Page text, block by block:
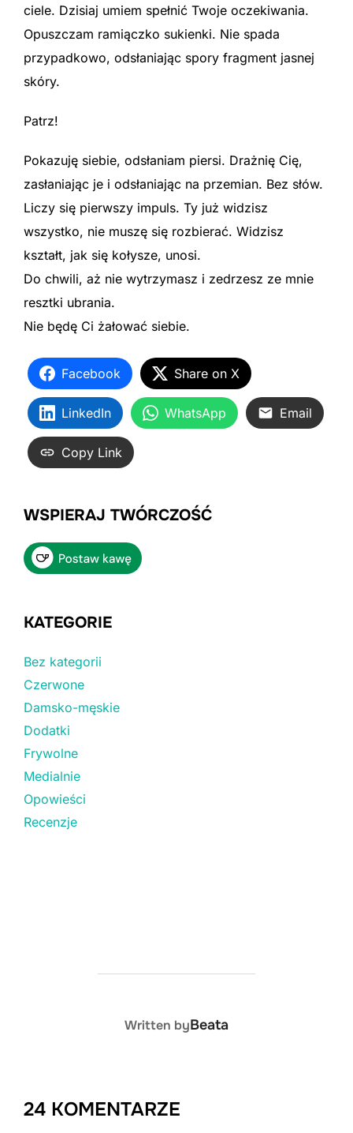
ciele. Dzisiaj umiem spełnić Twoje oczekiwania.
Opuszczam ramiączko sukienki. Nie spada
przypadkowo, odsłaniając spory fragment jasnej
skóry.
Patrz!
Pokazuję siebie, odsłaniam piersi. Drażnię Cię,
zasłaniając je i odsłaniając na przemian. Bez słów.
Liczy się pierwszy impuls. Ty już widzisz
wszystko, nie muszę się rozbierać. Widzisz
kształt, jak się kołysze, unosi.
Do chwili, aż nie wytrzymasz i zedrzesz ze mnie
resztki ubrania.
Nie będę Ci żałować siebie.
Facebook Share on X
LinkedIn WhatsApp Email
Copy Link
WSPIERAJ TWÓRCZOŚĆ
KATEGORIE
Bez kategorii
Czerwone
Damsko-męskie
Dodatki
Frywolne
Medialnie
Opowieści
Recenzje
POST AUTHOR
Written byBeata
24 KOMENTARZE